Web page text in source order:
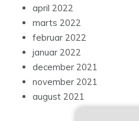
april 2022
marts 2022
februar 2022
januar 2022
december 2021
november 2021
august 2021